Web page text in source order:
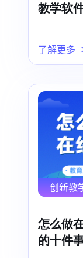
教学软
了解更多
创新教
怎么做
的十件